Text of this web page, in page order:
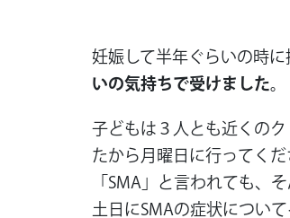
妊娠して半年ぐらいの時
いの気持ちで受けました。
子どもは３人とも近くの
たから月曜日に行ってく
「SMA」と言われても、
土日にSMAの症状につい